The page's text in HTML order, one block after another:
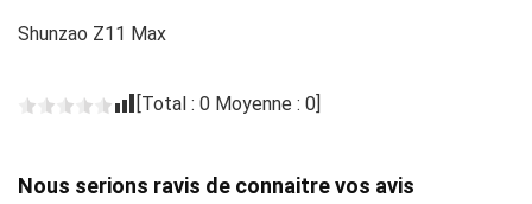
Shunzao Z11 Max
[Total : 0 Moyenne : 0]
Nous serions ravis de connaitre vos avis